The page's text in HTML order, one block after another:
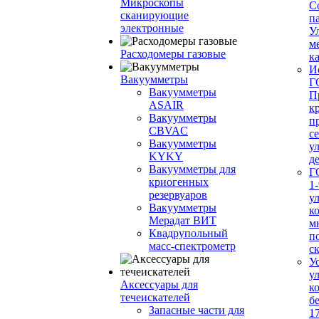
Микроскопы
сканирующие
электронные
Расходомеры газовые
Вакуумметры
Вакуумметры
ASAIR
Вакуумметры
CBVAC
Вакуумметры
KYKY
Вакуумметры для
криогенных
резервуаров
Вакуумметры
Мерадат ВИТ
Квадрупольный
масс-спектрометр
Аксессуары для
течеискателей
Запасные части для